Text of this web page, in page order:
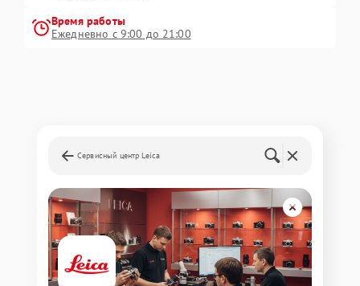
Время работы
Ежедневно с 9:00 до 21:00
Сервисный центр Leica